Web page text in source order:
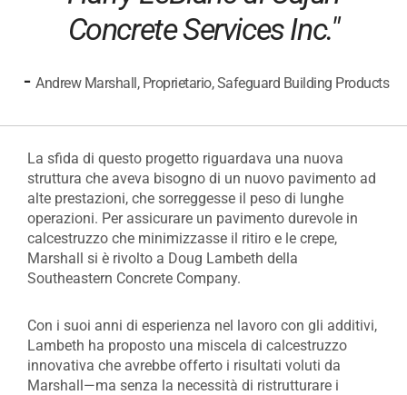
Concrete Services Inc."
- Andrew Marshall, Proprietario, Safeguard Building Products
La sfida di questo progetto riguardava una nuova
struttura che aveva bisogno di un nuovo pavimento ad
alte prestazioni, che sorreggesse il peso di lunghe
operazioni. Per assicurare un pavimento durevole in
calcestruzzo che minimizzasse il ritiro e le crepe,
Marshall si è rivolto a Doug Lambeth della
Southeastern Concrete Company.
Con i suoi anni di esperienza nel lavoro con gli additivi,
Lambeth ha proposto una miscela di calcestruzzo
innovativa che avrebbe offerto i risultati voluti da
Marshall—ma senza la necessità di ristrutturare i